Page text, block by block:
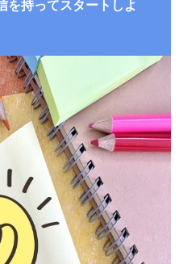
を持ってスタートしよ